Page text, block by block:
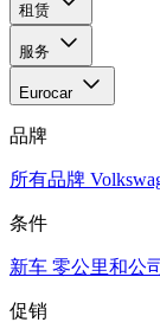
租赁
服务
Eurocar
品牌
所有品牌
条件
新车 零公里和公
促销